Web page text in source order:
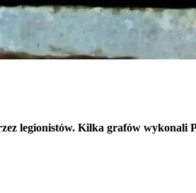
legionistów. Kilka grafów